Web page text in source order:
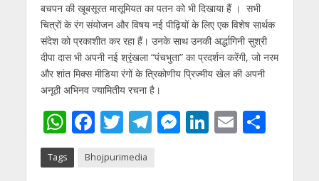
बचपन की खूबसूरत मासूमियत का पतन को भी दिखाया हैं । सभी
चित्रों के रंग संयोजन और विषय नई पीढ़ियों के लिए एक विशेष सार्थक
संदेश को प्रकाशीत कर रहा हैं। उनके साथ उनकी अर्द्धागिनी सुश्री
दीपा दास भी अपनी नई श्रृंखला “पंचभुता” का प्रदर्शन करेंगी, जो नरम
और शांत मिक्स मीडिया रंगों के त्रिकोणीय प्रिज्मीय खेल की अपनी
अनूठी अभिनव ज्यामितीय रचना है।
W
h
at
F
ac
e
T
w
itt
T
el
M
e
Li
n
E
m
S
Tags Bhojpurimedia